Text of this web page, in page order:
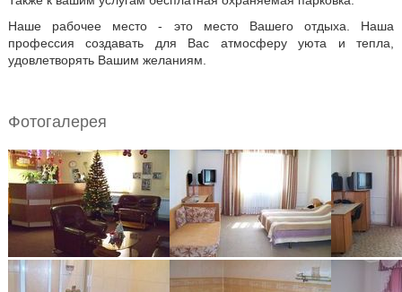
Наше рабочее место - это место Вашего отдыха. Наша
профессия создавать для Вас атмосферу уюта и тепла,
удовлетворять Вашим желаниям.
Фотогалерея